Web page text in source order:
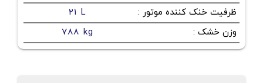
ظرفیت خنک کننده موتور :
21 L
وزن خشک :
788 kg